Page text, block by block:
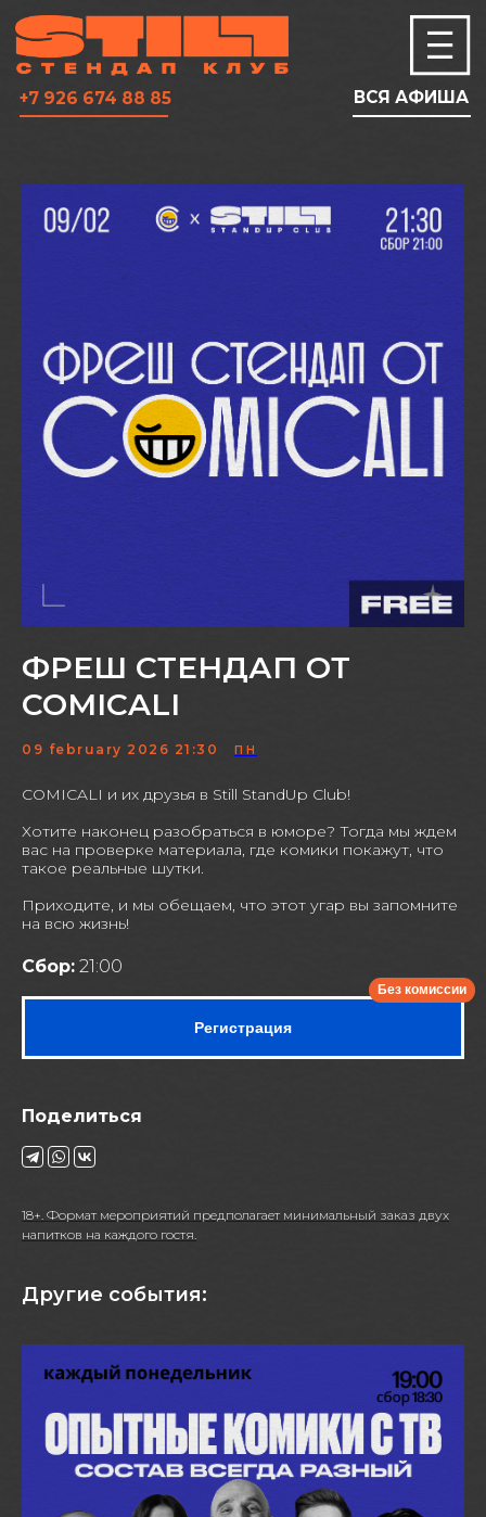
+7 926 674 88 85 ВСЯ АФИША
ФРЕШ СТЕНДАП ОТ
COMICALI
09 february 2026 21:30 ПН
COMICALI и их друзья в Still StandUp Club!
Хотите наконец разобраться в юморе? Тогда мы ждем
вас на проверке материала, где комики покажут, что
такое реальные шутки.
Приходите, и мы обещаем, что этот угар вы запомните
на всю жизнь!
Сбор: 21:00
Регистрация
Поделиться
18+. Формат мероприятий предполагает минимальный заказ двух
напитков на каждого гостя.
Другие события: